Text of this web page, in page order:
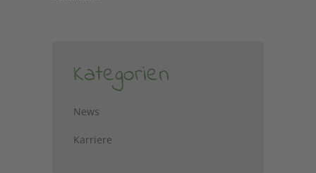
Kategorien
News
Karriere